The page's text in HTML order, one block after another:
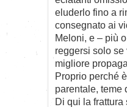
eluderlo fino a
consegnato ai
Meloni, e – più
reggersi solo
migliore
Proprio perché
parentale, teme
Di qui la